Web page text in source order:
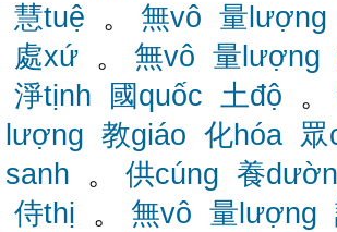
慧tuệ 。 無vô 量lượng
處xứ 。 無vô 量lượng
淨tịnh
國quốc 土độ 。
lượng 教giáo 化hóa 眾
sanh 。 供cúng 養
侍thị 。 無vô 量lượng